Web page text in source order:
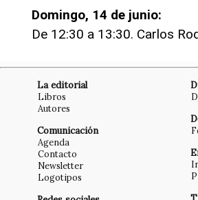
Domingo, 14 de junio:
De 12:30 a 13:30. Carlos
La editorial
Libros
Autores
Comunicación
Agenda
Contacto
Newsletter
Logotipos